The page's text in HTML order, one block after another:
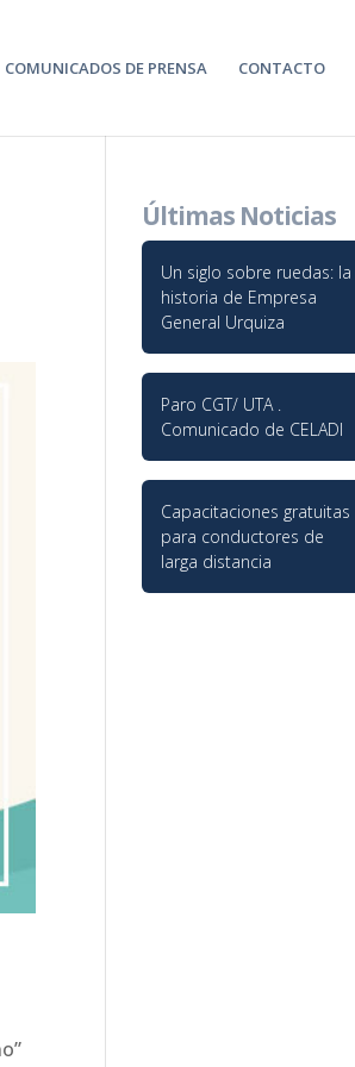
COMUNICADOS DE PRENSA CONTACTO
Últimas Noticias
Un siglo sobre ruedas: la
historia de Empresa
General Urquiza
Paro CGT/ UTA .
Comunicado de CELADI
Capacitaciones gratuitas
para conductores de
larga distancia